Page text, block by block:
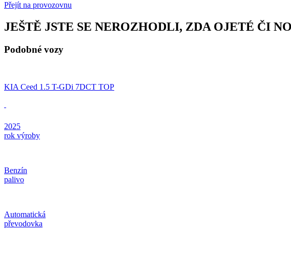
Přejít na provozovnu
JEŠTĚ JSTE SE NEROZHODLI, ZDA OJETÉ ČI
Podobné vozy
KIA Ceed 1.5 T-GDi 7DCT TOP
2025
rok výroby
Benzín
palivo
Automatická
převodovka